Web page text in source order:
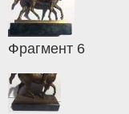
Фрагмент 6